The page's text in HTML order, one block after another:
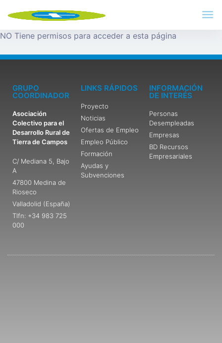
NO Tiene permisos para acceder a esta página
GRUPO
COORDINADOR
Asociación
Colectivo para el
Desarrollo Rural de
Tierra de Campos
C/ Mediana 5, Bajo
A
47800 Medina de
Rioseco
Valladolid (España)
Tlfn: +34 983 725
000
LINKS RÁPIDOS
Proyecto
Noticias
Ofertas de Empleo
Empleo Público
Formación
Ayudas y
Subvenciones
INFORMACIÓN
DE INTERÉS
Personas
Desempleadas
Empresas
BD Recursos
Empresariales